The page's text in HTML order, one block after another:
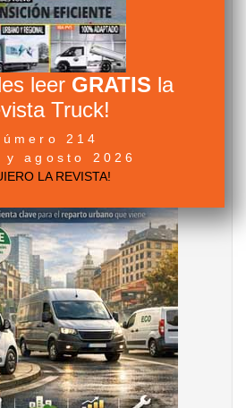
leer GRATIS la
Truck!
214
agosto 2026
LA REVISTA!